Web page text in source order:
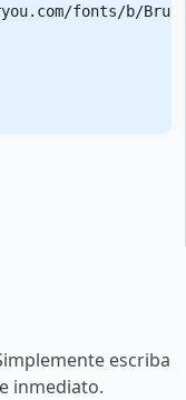
fonts/b/
escriba
inmediato.